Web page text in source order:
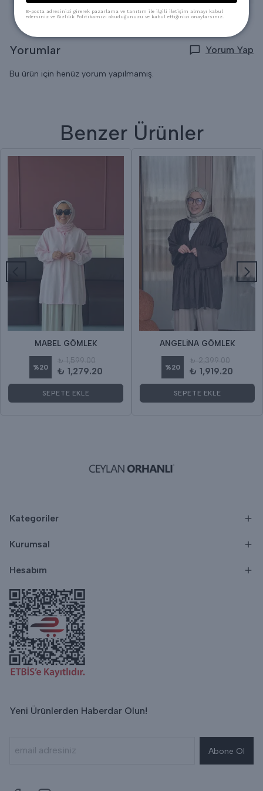
Yorumlar Yorum Yap
Bu ürün için henüz yorum yapılmamış.
Benzer Ürünler
MABEL GÖMLEK
%20
₺ 1,599.00
₺ 1,279.20
SEPETE EKLE
ANGELİNA GÖMLEK
%20
₺ 2,399.00
₺ 1,919.20
SEPETE EKLE
Kategoriler
Kurumsal
Hesabım
Yeni Ürünlerden Haberdar Olun!
Abone Ol
E-posta adresinizi girerek pazarlama ve tanıtım ile ilgili iletişim almayı kabul
edersiniz ve Gizlilik Politikamızı okuduğunuzu ve kabul ettiğinizi onaylarsınız.